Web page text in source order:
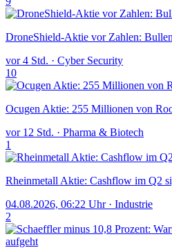
DroneShield-Aktie vor Zahlen:
vor 4 Std. · Cyber Security
10
Ocugen Aktie: 255 Millionen von
vor 12 Std. · Pharma & Biotech
1
Rheinmetall Aktie: Cashflow im Q2
04.08.2026, 06:22 Uhr · Industrie
2